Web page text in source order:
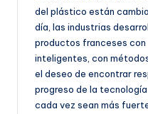
del plástico están
día, las industrias
productos franceses con
inteligentes, con
el deseo de encontrar
progreso de la
cada vez sean más